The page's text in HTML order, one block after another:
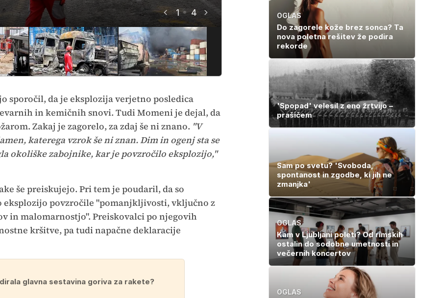
1 4
sporočil, da je eksplozija verjetno posledica
in kemičnih snovi. Tudi Momeni je dejal, da
Zakaj je zagorelo, za zdaj še ni znano. "V
katerega vzrok še ni znan. Dim in ogenj sta se
okoliške zabojnike, kar je povzročilo eksplozijo,"
še preiskujejo. Pri tem je poudaril, da so
povzročile "pomanjkljivosti, vključno z
in malomarnostjo". Preiskovalci po njegovih
kršitve, pa tudi napačne deklaracije
glavna sestavina goriva za rakete?
OGLAS
Do zagorele kože brez sonca? Ta
nova poletna rešitev že podira
rekorde
'Spopad' velesil z eno žrtvijo –
prašičem
Sam po svetu? 'Svoboda,
spontanost in zgodbe, ki jih ne
zmanjka'
OGLAS
Kam v Ljubljani poleti? Od rimskih
ostalin do sodobne umetnosti in
večernih koncertov
OGLAS